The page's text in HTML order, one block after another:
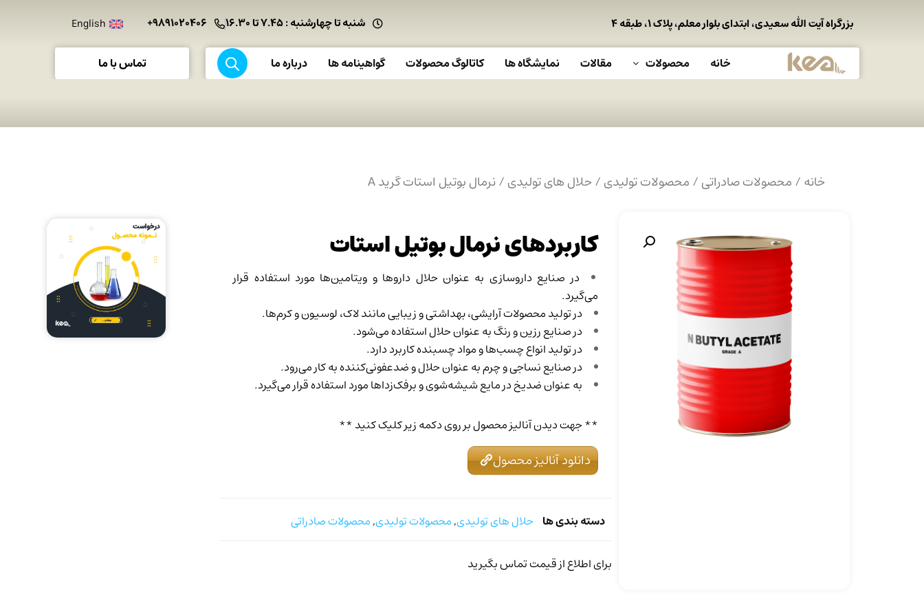
بزرگراه آیت الله سعیدی، ابتدای بلوار معلم، پلاک ۱، طبقه ۴ شنبه تا چهارشنبه : ۷.۴۵ تا ۱۶.۳۰ ۹۸۹۱۰۲۰۴۰۶+ English
خانه محصولات مقالات نمایشگاه ها کاتالوگ محصولات گواهینامه ها درباره ما تماس با ما
خانه/محصولات صادراتی/محصولات تولیدی/حلال های تولیدی/ نرمال بوتیل استات گرید A
کاربردهای نرمال بوتیل استات
در صنایع داروسازی به عنوان حلال داروها و ویتامین‌ها مورد استفاده قرار
می‌گیرد.
در تولید محصولات آرایشی، بهداشتی و زیبایی مانند لاک، لوسیون و کرم‌ها.
در صنایع رزین و رنگ به عنوان حلال استفاده می‌شود.
در تولید انواع چسب‌ها و مواد چسبنده کاربرد دارد.
در صنایع نساجی و چرم به عنوان حلال و ضدعفونی‌کننده به کار می‌رود.
به عنوان ضدیخ در مایع شیشه‌شوی و برفک‌زداها مورد استفاده قرار می‌گیرد.
** جهت دیدن آنالیز محصول بر روی دکمه زیر کلیک کنید **
دانلود آنالیز محصول
دسته بندی ها حلال های تولیدی,محصولات تولیدی,محصولات صادراتی
برای اطلاع از قیمت تماس بگیرید